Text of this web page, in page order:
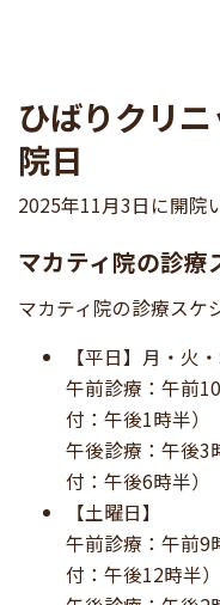
ひばりクリ
院日
2025年11月3日に開院
マカティ院の診療
マカティ院の診療スケ
【平日】月・火
午前診療：午前
付：午後1時半）
午後診療：午後3
付：午後6時半）
【土曜日】
午前診療：午前9
付：午後12時半）